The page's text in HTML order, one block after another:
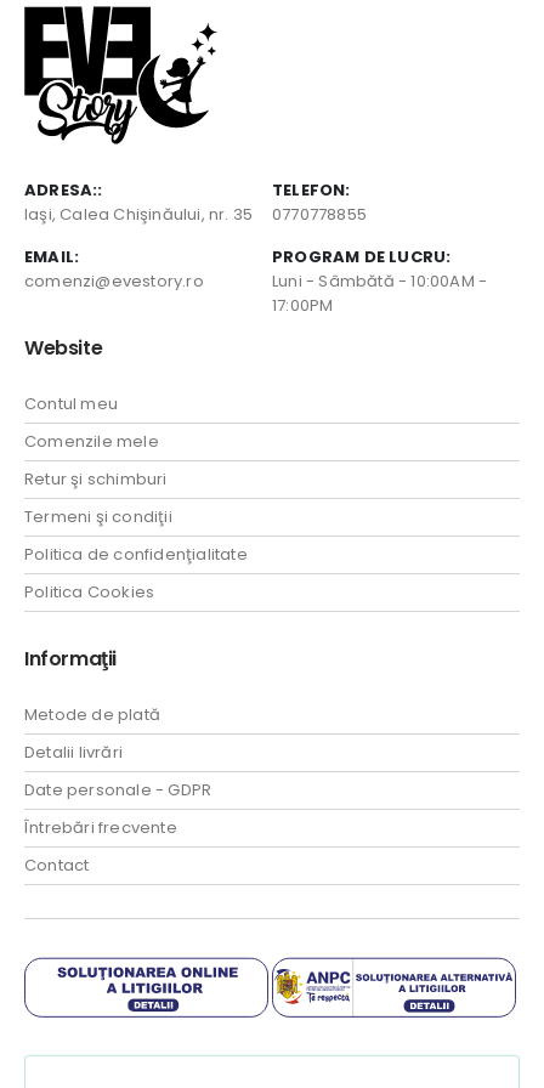
ADRESA::
Iaşi, Calea Chişinăului, nr. 35
TELEFON:
0770778855
EMAIL:
comenzi@evestory.ro
PROGRAM DE LUCRU:
Luni - Sâmbătă - 10:00AM -
17:00PM
Website
Contul meu
Comenzile mele
Retur şi schimburi
Termeni şi condiţii
Politica de confidenţialitate
Politica Cookies
Informaţii
Metode de plată
Detalii livrări
Date personale - GDPR
Întrebări frecvente
Contact